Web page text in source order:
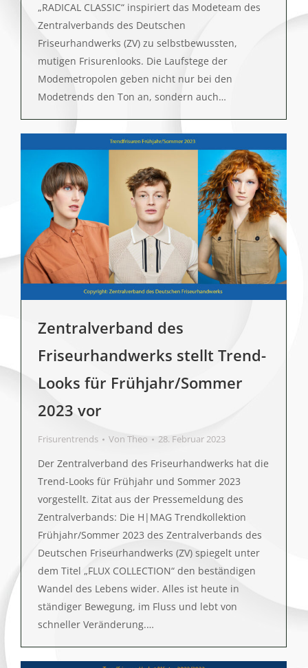
„RADICAL CLASSIC“ inspiriert das Modeteam des
Zentralverbands des Deutschen
Friseurhandwerks (ZV) zu selbstbewussten,
mutigen Frisurenlooks. Die Laufstege der
Modemetropolen geben nicht nur bei den
Modetrends den Ton an, sondern auch…
Zentralverband des
Friseurhandwerks stellt Trend-
Looks für Frühjahr/Sommer
2023 vor
Frisurentrends Von Theo 28. Februar 2023
Der Zentralverband des Friseurhandwerks hat die
Trend-Looks für Frühjahr und Sommer 2023
vorgestellt. Zitat aus der Pressemeldung des
Zentralverbands: Die H|MAG Trendkollektion
Frühjahr/Sommer 2023 des Zentralverbands des
Deutschen Friseurhandwerks (ZV) spiegelt unter
dem Titel „FLUX COLLECTION“ den beständigen
Wandel des Lebens wider. Alles ist heute in
ständiger Bewegung, im Fluss und lebt von
schneller Veränderung.…